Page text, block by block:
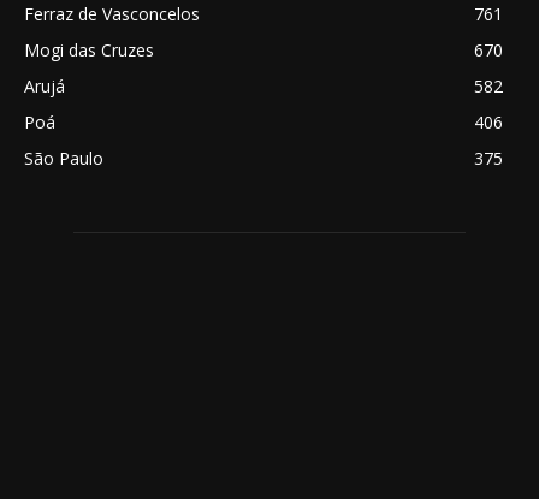
Ferraz de Vasconcelos
761
Mogi das Cruzes
670
Arujá
582
Poá
406
São Paulo
375